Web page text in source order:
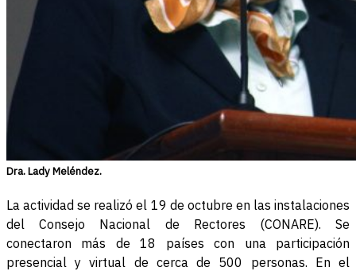
Dra. Lady Meléndez.
La actividad se realizó el 19 de octubre en las instalaciones
del Consejo Nacional de Rectores (CONARE). Se
conectaron más de 18 países con una participación
presencial y virtual de cerca de 500 personas. En el